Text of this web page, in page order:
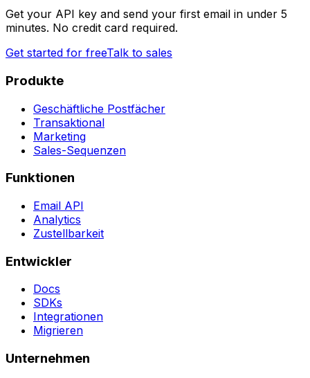
Get your API key and send your first email in under 5
minutes. No credit card required.
Get started for freeTalk to sales
Produkte
Geschäftliche Postfächer
Transaktional
Marketing
Sales-Sequenzen
Funktionen
Email API
Analytics
Zustellbarkeit
Entwickler
Docs
SDKs
Integrationen
Migrieren
Unternehmen